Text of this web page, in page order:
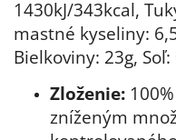
1430kJ/343kcal,
mastné kyseliny:
Bielkoviny: 23g, Soľ:
Zloženie:
zníženým